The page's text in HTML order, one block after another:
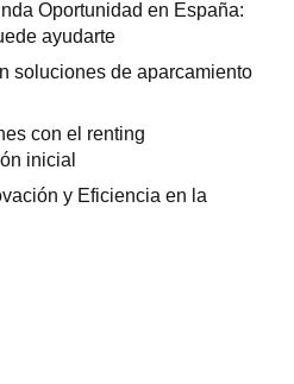
Oportunidad en España:
ayudarte
soluciones de aparcamiento
con el renting
inicial
y Eficiencia en la